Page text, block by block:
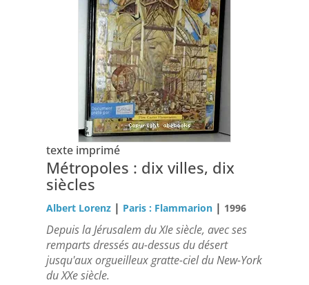
texte imprimé
Métropoles : dix villes, dix
siècles
Albert Lorenz | Paris : Flammarion | 1996
Depuis la Jérusalem du XIe siècle, avec ses
remparts dressés au-dessus du désert
jusqu'aux orgueilleux gratte-ciel du New-York
du XXe siècle.